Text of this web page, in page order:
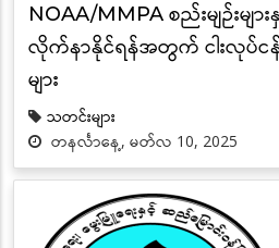
NOAA/MMPA စည်းမျဉ်းမျ
လိုက်နာနိုင်ရန်အတွက် ငါးလုပ်ငန်း
များ
သတင်းများ
တနင်္လာနေ့, မတ်လ 10, 2025